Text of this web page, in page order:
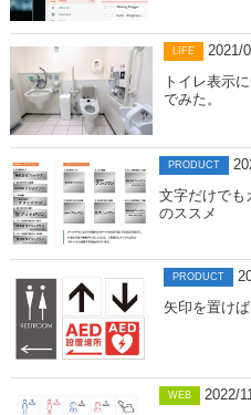
LIFE
2021/
トイレ表示
でみた。
PRODUCT
文字だけでも
のススメ
PRODUCT
矢印を置け
WEB
2022/